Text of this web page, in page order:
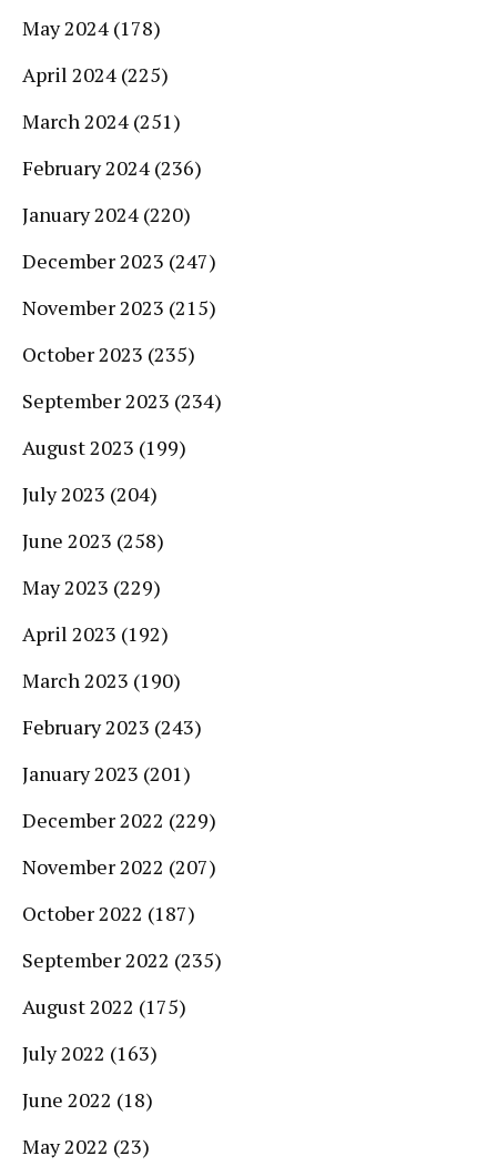
May 2024 (178)
April 2024 (225)
March 2024 (251)
February 2024 (236)
January 2024 (220)
December 2023 (247)
November 2023 (215)
October 2023 (235)
September 2023 (234)
August 2023 (199)
July 2023 (204)
June 2023 (258)
May 2023 (229)
April 2023 (192)
March 2023 (190)
February 2023 (243)
January 2023 (201)
December 2022 (229)
November 2022 (207)
October 2022 (187)
September 2022 (235)
August 2022 (175)
July 2022 (163)
June 2022 (18)
May 2022 (23)